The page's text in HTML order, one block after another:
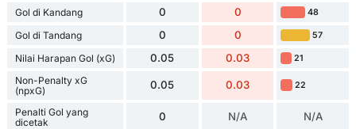
Gol di Kandang 0 0 48
Gol di Tandang 0 0 57
Nilai Harapan Gol (xG) 0.05 0.03 21
Non-Penalty xG
(npxG)
0.05 0.03 22
Penalti Gol yang
dicetak
0 N/A N/A